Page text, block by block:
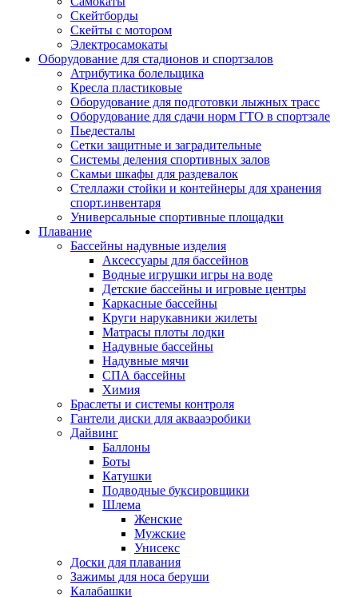
Скейтборды
Скейты с мотором
Электросамокаты
Оборудование для стадионов и спортзалов
Атрибутика болельщика
Кресла пластиковые
Оборудование для подготовки лыжных трасс
Оборудование для сдачи норм ГТО в спортзале
Пьедесталы
Сетки защитные и заградительные
Системы деления спортивных залов
Скамьи шкафы для раздевалок
Стеллажи стойки и контейнеры для хранения
спорт.инвентаря
Универсальные спортивные площадки
Плавание
Бассейны надувные изделия
Аксессуары для бассейнов
Водные игрушки игры на воде
Детские бассейны и игровые центры
Каркасные бассейны
Круги нарукавники жилеты
Матрасы плоты лодки
Надувные бассейны
Надувные мячи
СПА бассейны
Химия
Браслеты и системы контроля
Гантели диски для аквааэробики
Дайвинг
Баллоны
Боты
Катушки
Подводные буксировщики
Шлема
Женские
Мужские
Унисекс
Доски для плавания
Зажимы для носа беруши
Калабашки